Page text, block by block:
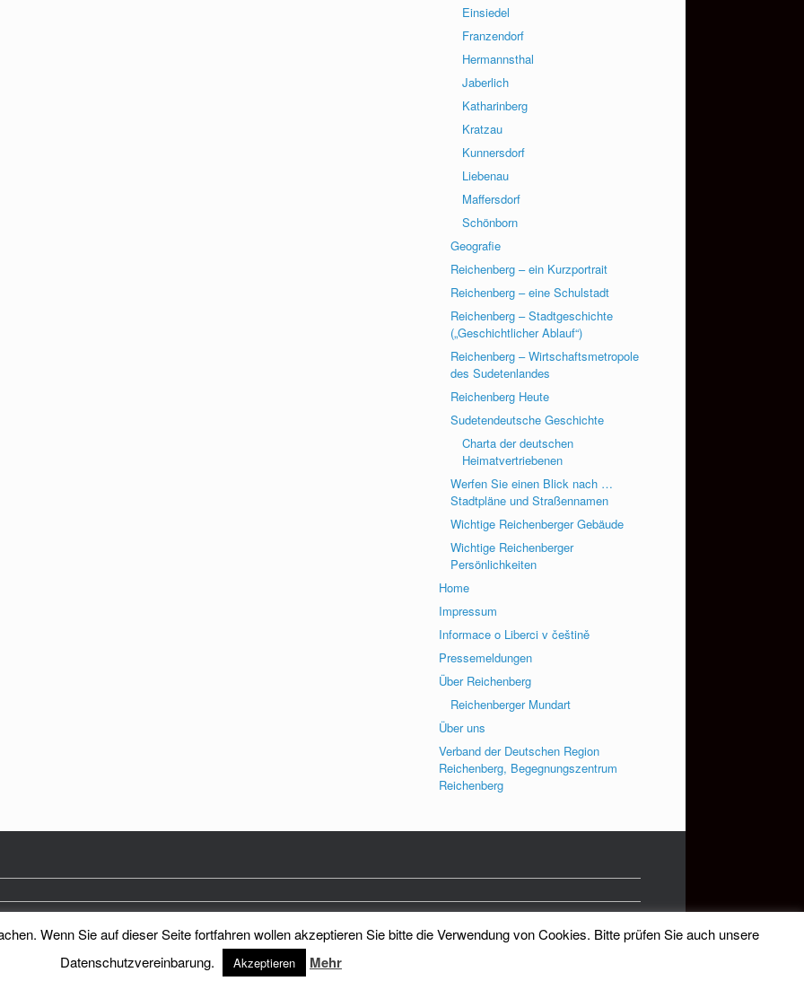
Einsiedel
Franzendorf
Hermannsthal
Jaberlich
Katharinberg
Kratzau
Kunnersdorf
Liebenau
Maffersdorf
Schönborn
Geografie
Reichenberg – ein Kurzportrait
Reichenberg – eine Schulstadt
Reichenberg – Stadtgeschichte
(„Geschichtlicher Ablauf“)
Reichenberg – Wirtschaftsmetropole
des Sudetenlandes
Reichenberg Heute
Sudetendeutsche Geschichte
Charta der deutschen
Heimatvertriebenen
Werfen Sie einen Blick nach …
Stadtpläne und Straßennamen
Wichtige Reichenberger Gebäude
Wichtige Reichenberger
Persönlichkeiten
Home
Impressum
Informace o Liberci v češtině
Pressemeldungen
Über Reichenberg
Reichenberger Mundart
Über uns
Verband der Deutschen Region
Reichenberg, Begegnungszentrum
Reichenberg
Heimatkreis Reichenberg Stadt und Land e.V. Theme bySiteOrigin
Wenn Sie auf dieser Seite fortfahren wollen akzeptieren Sie bitte die Verwendung von Cookies. Bitte prüfen Sie auch unsere
Datenschutzvereinbarung.
Akzeptieren Mehr